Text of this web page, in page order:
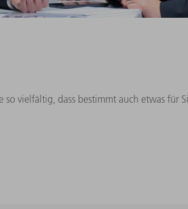
so vielfältig, dass bestimmt auch etwas für